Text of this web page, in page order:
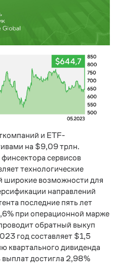
и ETF-
на $9,09 трлн.
сервисов
технологические
широкие возможности для
направлений
последние пять лет
при операционной марже
обратный выкуп
год составляет $1,5
квартального дивиденда
достигла 2,98%